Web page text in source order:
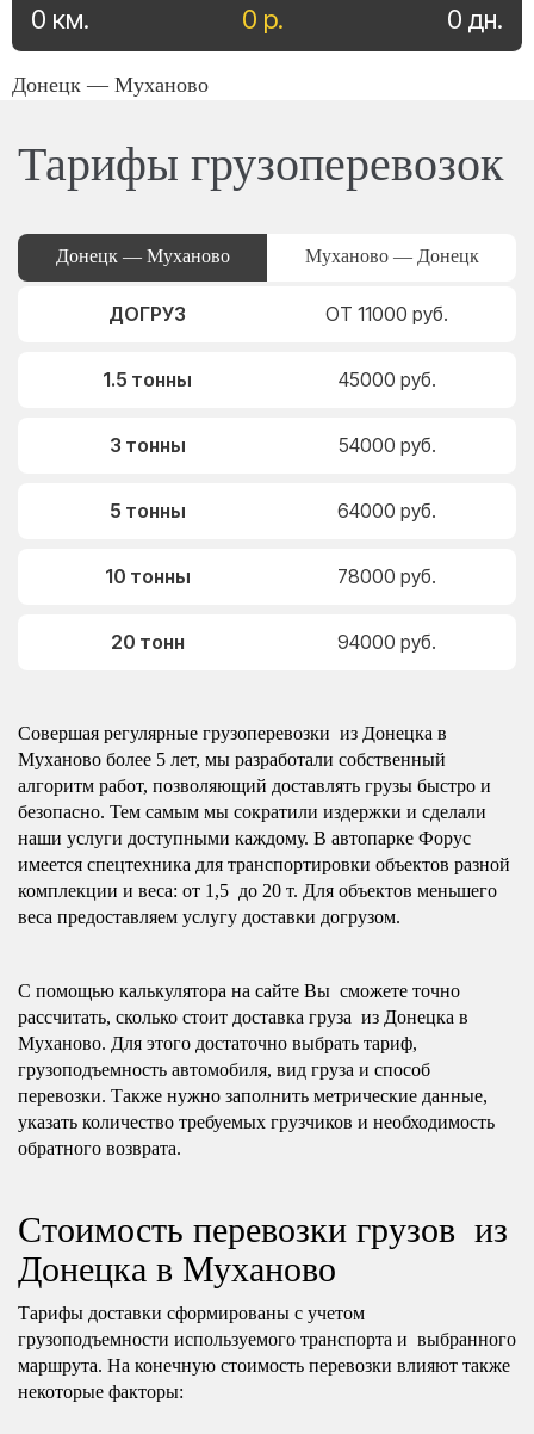
0 р.
0 км. 0 дн.
Донецк — Муханово
Тарифы грузоперевозок
Донецк — Муханово Муханово — Донецк
ДОГРУЗ ОТ 11000 руб.
1.5 тонны 45000 руб.
3 тонны 54000 руб.
5 тонны 64000 руб.
10 тонны 78000 руб.
20 тонн 94000 руб.
Совершая регулярные грузоперевозки из Донецка в
Муханово более 5 лет, мы разработали собственный
алгоритм работ, позволяющий доставлять грузы быстро и
безопасно. Тем самым мы сократили издержки и сделали
наши услуги доступными каждому. В автопарке Форус
имеется спецтехника для транспортировки объектов разной
комплекции и веса: от 1,5 до 20 т. Для объектов меньшего
веса предоставляем услугу доставки догрузом.
С помощью калькулятора на сайте Вы сможете точно
рассчитать, сколько стоит доставка груза из Донецка в
Муханово. Для этого достаточно выбрать тариф,
грузоподъемность автомобиля, вид груза и способ
перевозки. Также нужно заполнить метрические данные,
указать количество требуемых грузчиков и необходимость
обратного возврата.
Стоимость перевозки грузов из
Донецка в Муханово
Тарифы доставки сформированы с учетом
грузоподъемности используемого транспорта и выбранного
маршрута. На конечную стоимость перевозки влияют также
некоторые факторы: